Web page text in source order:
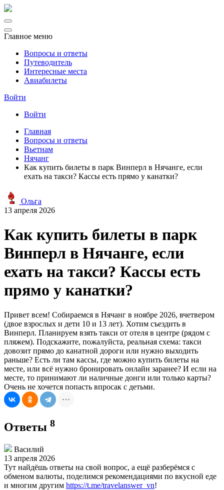
Главное меню
Вопросы и ответы
Путеводитель
Интересные места
Авиабилеты
Войти
Войти
Главная
Вопросы и ответы
Вьетнам
Нячанг
Как купить билеты в парк Винперл в Нячанге, если
ехать на такси? Кассы есть прямо у канатки?
Ольга
13 апреля 2026
Как купить билеты в парк
Винперл в Нячанге, если
ехать на такси? Кассы есть
прямо у канатки?
Привет всем! Собираемся в Нячанг в ноябре 2026, вчетвером
(двое взрослых и дети 10 и 13 лет). Хотим съездить в
Винперл. Планируем взять такси от отеля в центре (рядом с
пляжем). Подскажите, пожалуйста, реальная схема: такси
довозит прямо до канатной дороги или нужно выходить
раньше? Есть ли там кассы, где можно купить билеты на
месте, или всё нужно бронировать онлайн заранее? И если на
месте, то принимают ли наличные донги или только карты?
Очень не хочется попасть впросак с детьми.
Ответы 8
Василий
13 апреля 2026
Тут найдёшь ответы на свой вопрос, а ещё разберёмся с
обменом валюты, поделимся рекомендациями по вкусной еде
и многим другим https://t.me/travelanswer_vn!